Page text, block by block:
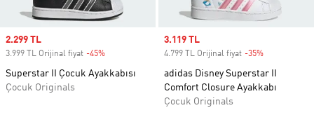
Sale price
2.299 TL
3.999 TL Orijinal fiyat -45%
Superstar II Çocuk Ayakkabısı
Çocuk Originals
Sale price
3.119 TL
4.799 TL Orijinal fiyat -35%
adidas Disney Superstar II
Comfort Closure Ayakkabı
Çocuk Originals